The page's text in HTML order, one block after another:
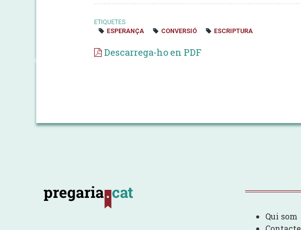
ETIQUETES
ESPERANÇA
CONVERSIÓ ESCRIPTURA
Descarrega-ho en PDF
Qui som